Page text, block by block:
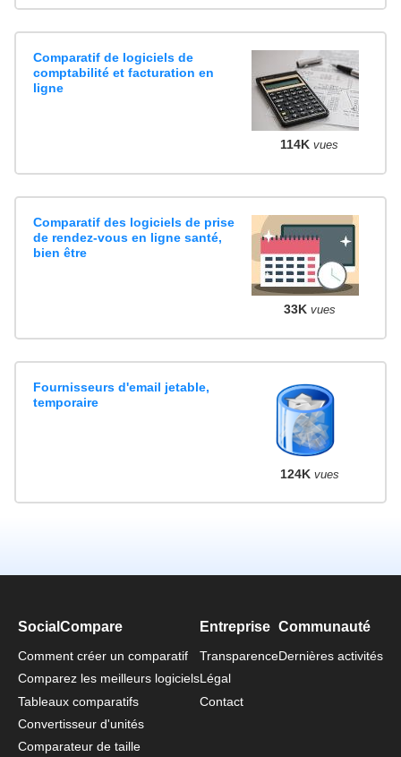
Comparatif de logiciels de
comptabilité et facturation en
ligne
114K vues
Comparatif des logiciels de prise
de rendez-vous en ligne santé,
bien être
33K vues
Fournisseurs d'email jetable,
temporaire
124K vues
SocialCompare
Comment créer un comparatif
Comparez les meilleurs logiciels
Tableaux comparatifs
Convertisseur d'unités
Comparateur de taille
Entreprise
Transparence
Légal
Contact
Communauté
Dernières activités